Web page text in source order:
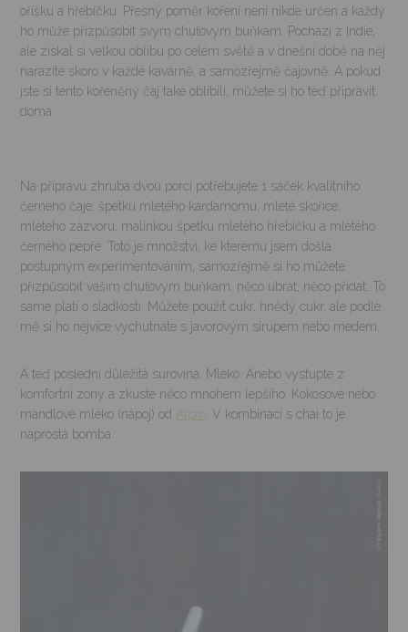
oříšku a hřebíčku. Přesný poměr koření není nikde určen a každý
ho může přizpůsobit svým chuťovým buňkám. Pochází z Indie,
ale získal si velkou oblibu po celém světě a v dnešní době na něj
narazíte skoro v každé kavárně, a samozřejmě čajovně. A pokud
jste si tento kořeněný čaj také oblíbili, můžete si ho teď připravit
doma.
Na přípravu zhruba dvou porcí potřebujete 1 sáček kvalitního
černého čaje, špetku mletého kardamomu, mleté skořice,
mletého zázvoru, malinkou špetku mletého hřebíčku a mletého
černého pepře. Toto je množství, ke kterému jsem došla
postupným experimentováním, samozřejmě si ho můžete
přizpůsobit vašim chuťovým buňkám, něco ubrat, něco přidat. To
samé platí o sladkosti. Můžete použít cukr, hnědý cukr, ale podle
mě si ho nejvíce vychutnáte s javorovým sirupem nebo medem.
A teď poslední důležitá surovina. Mléko. Anebo vystupte z
komfortní zóny a zkuste něco mnohem lepšího. Kokosové nebo
mandlové mléko (nápoj) od Alpro . V kombinaci s chai to je
naprostá bomba.